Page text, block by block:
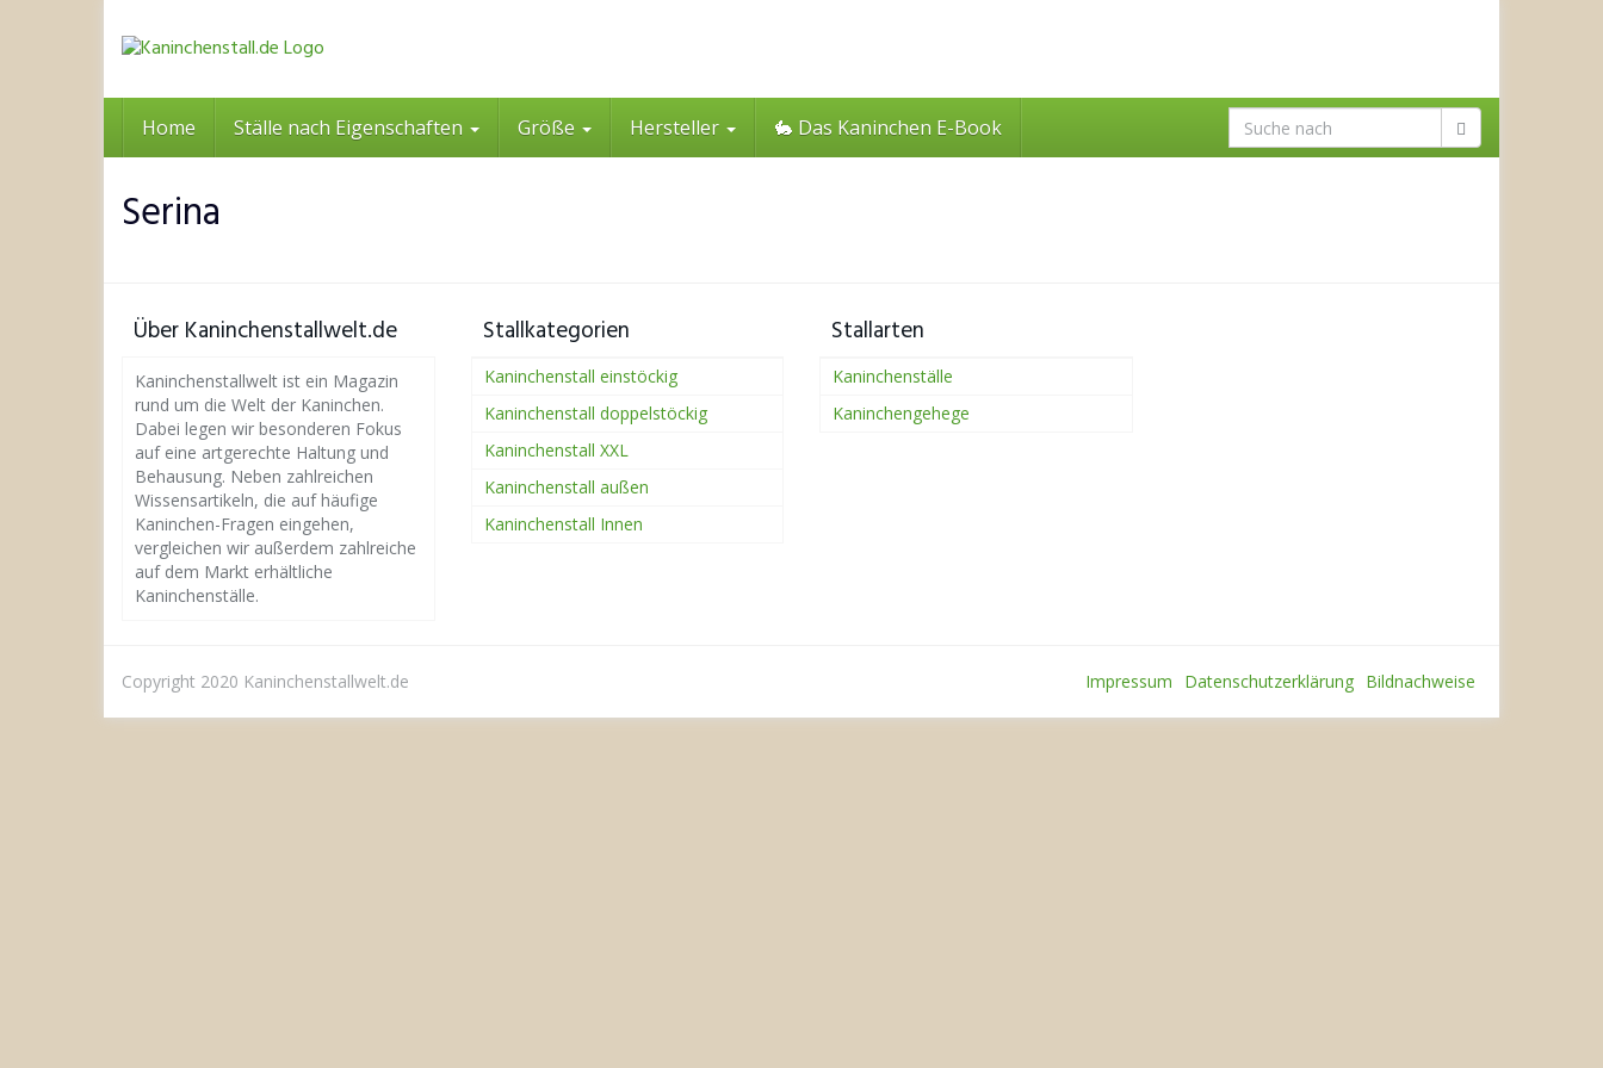
Home
Ställe nach Eigenschaften Größe Hersteller 🐇 Das Kaninchen E-Book
Serina
Über Kaninchenstallwelt.de
Kaninchenstallwelt ist ein Magazin
rund um die Welt der Kaninchen.
Dabei legen wir besonderen Fokus
auf eine artgerechte Haltung und
Behausung. Neben zahlreichen
Wissensartikeln, die auf häufige
Kaninchen-Fragen eingehen,
vergleichen wir außerdem zahlreiche
auf dem Markt erhältliche
Kaninchenställe.
Stallkategorien
Kaninchenstall einstöckig
Kaninchenstall doppelstöckig
Kaninchenstall XXL
Kaninchenstall außen
Kaninchenstall Innen
Stallarten
Kaninchenställe
Kaninchengehege
Copyright 2020 Kaninchenstallwelt.de Impressum Datenschutzerklärung Bildnachweise